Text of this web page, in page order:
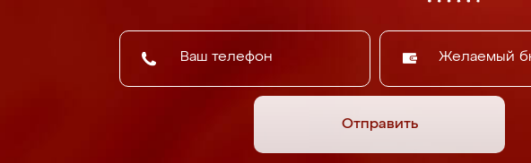
Желаемый
Отправить